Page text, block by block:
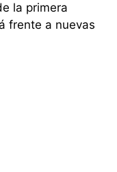
la primera
frente a nuevas